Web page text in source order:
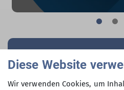
Diese Website
Wir verwenden Cookies, um